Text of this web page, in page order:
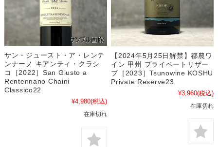
サン・ジュースト・ア・レンテ
ンナーノ キアンティ・クラシ
コ［2022］San Giusto a
Rentennano Chaini
Classico22
¥4,980(税込)
在庫切れ
【2024年5月25日解禁】都農ワ
イン 甲州 プライベートリザー
ブ［2023］Tsunowine KOSHU
Private Reserve23
¥3,960(税込)
在庫切れ